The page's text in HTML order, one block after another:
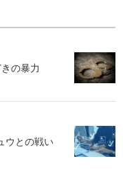
の暴力
ウとの戦い